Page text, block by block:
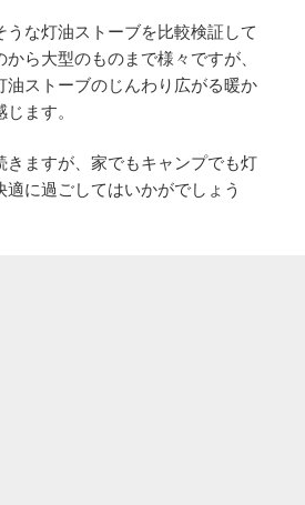
うな灯油ストーブを比較検証して
ら大型のものまで様々ですが、
油ストーブのじんわり広がる暖か
ます。
きますが、家でもキャンプでも灯
に過ごしてはいかがでしょう